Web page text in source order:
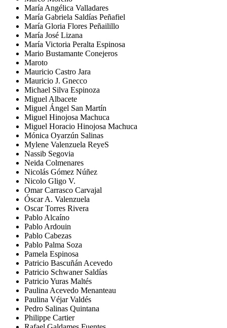
María Angélica Valladares
María Gabriela Saldías Peñafiel
María Gloria Flores Peñailillo
María José Lizana
María Victoria Peralta Espinosa
Mario Bustamante Conejeros
Maroto
Mauricio Castro Jara
Mauricio J. Gnecco
Michael Silva Espinoza
Miguel Albacete
Miguel Ángel San Martín
Miguel Hinojosa Machuca
Miguel Horacio Hinojosa Machuca
Mónica Oyarzún Salinas
Mylene Valenzuela ReyeS
Nassib Segovia
Neida Colmenares
Nicolás Gómez Núñez
Nicolo Gligo V.
Omar Carrasco Carvajal
Óscar A. Valenzuela
Oscar Torres Rivera
Pablo Alcaíno
Pablo Ardouin
Pablo Cabezas
Pablo Palma Soza
Pamela Espinosa
Patricio Bascuñán Acevedo
Patricio Schwaner Saldías
Patricio Yuras Maltés
Paulina Acevedo Menanteau
Paulina Véjar Valdés
Pedro Salinas Quintana
Philippe Cartier